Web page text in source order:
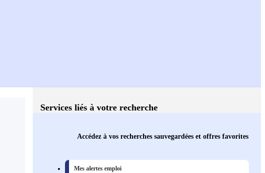
Services liés à votre recherche
Accédez à vos recherches sauvegardées et offres favorites
Mes alertes emploi